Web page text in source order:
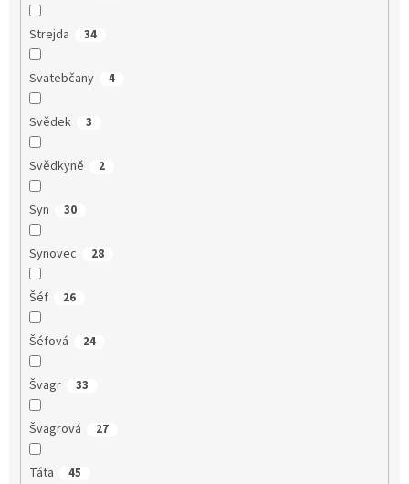
Strejda 34
Svatebčany 4
Svědek 3
Svědkyně 2
Syn 30
Synovec 28
Šéf 26
Šéfová 24
Švagr 33
Švagrová 27
Táta 45